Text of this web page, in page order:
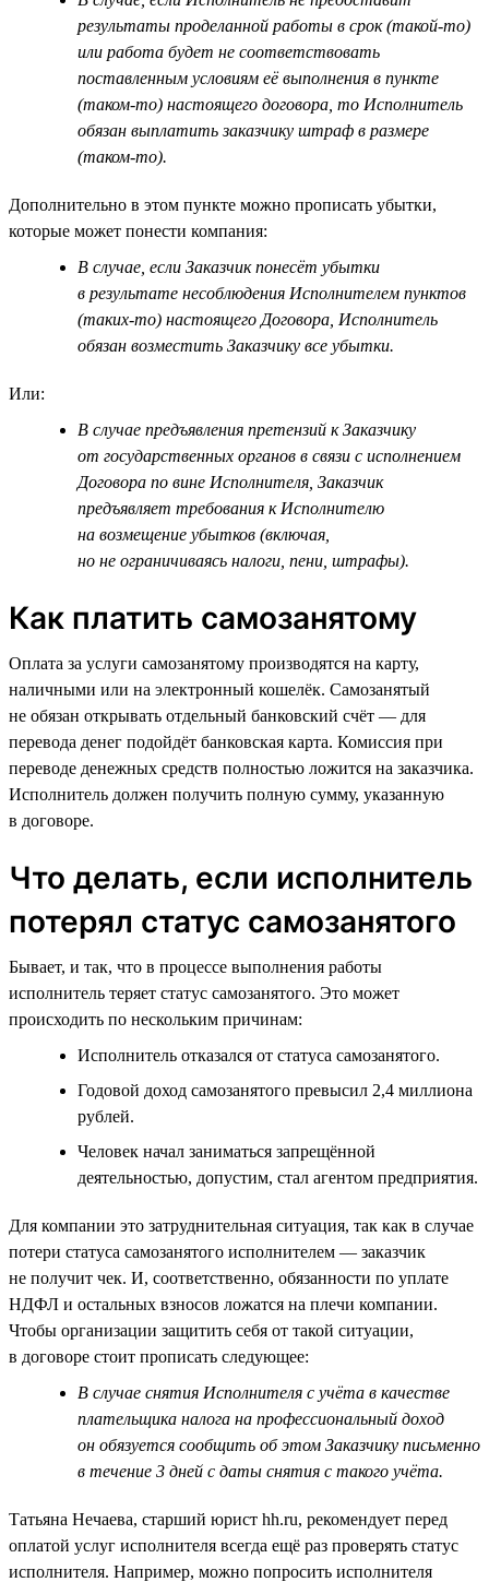
результаты проделанной работы в срок (такой-то)
или работа будет не соответствовать
поставленным условиям её выполнения в пункте
(таком-то) настоящего договора, то Исполнитель
обязан выплатить заказчику штраф в размере
(таком-то).
Дополнительно в этом пункте можно прописать убытки,
которые может понести компания:
В случае, если Заказчик понесёт убытки
в результате несоблюдения Исполнителем пунктов
(таких-то) настоящего Договора, Исполнитель
обязан возместить Заказчику все убытки.
Или:
В случае предъявления претензий к Заказчику
от государственных органов в связи с исполнением
Договора по вине Исполнителя, Заказчик
предъявляет требования к Исполнителю
на возмещение убытков (включая,
но не ограничиваясь налоги, пени, штрафы).
Как платить самозанятому
Оплата за услуги самозанятому производятся на карту,
наличными или на электронный кошелёк. Самозанятый
не обязан открывать отдельный банковский счёт — для
перевода денег подойдёт банковская карта. Комиссия при
переводе денежных средств полностью ложится на заказчика.
Исполнитель должен получить полную сумму, указанную
в договоре.
Что делать, если исполнитель
потерял статус самозанятого
Бывает, и так, что в процессе выполнения работы
исполнитель теряет статус самозанятого. Это может
происходить по нескольким причинам:
Исполнитель отказался от статуса самозанятого.
Годовой доход самозанятого превысил 2,4 миллиона
рублей.
Человек начал заниматься запрещённой
деятельностью, допустим, стал агентом предприятия.
Для компании это затруднительная ситуация, так как в случае
потери статуса самозанятого исполнителем — заказчик
не получит чек. И, соответственно, обязанности по уплате
НДФЛ и остальных взносов ложатся на плечи компании.
Чтобы организации защитить себя от такой ситуации,
в договоре стоит прописать следующее:
В случае снятия Исполнителя с учёта в качестве
плательщика налога на профессиональный доход
он обязуется сообщить об этом Заказчику письменно
в течение 3 дней с даты снятия с такого учёта.
Татьяна Нечаева, старший юрист hh.ru, рекомендует перед
оплатой услуг исполнителя всегда ещё раз проверять статус
исполнителя. Например, можно попросить исполнителя